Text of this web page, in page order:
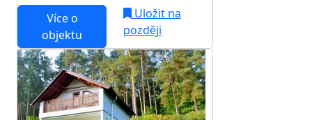
Více o
objektu
Uložit na
později